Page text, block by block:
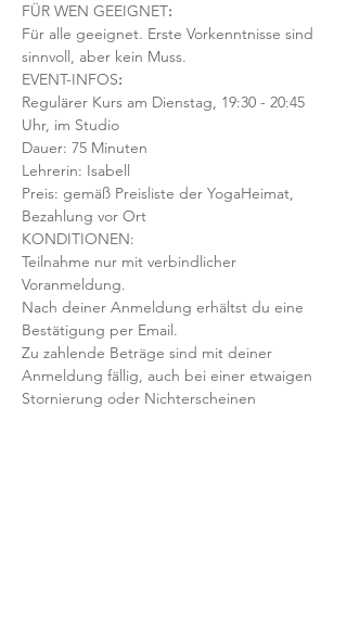
FÜR WEN GEEIGNET:
Für alle geeignet. Erste Vorkenntnisse sind
sinnvoll, aber kein Muss.
EVENT-INFOS:
Regulärer Kurs am Dienstag, 19:30 - 20:45
Uhr, im Studio
Dauer: 75 Minuten
Lehrerin: Isabell
Preis: gemäß Preisliste der YogaHeimat,
Bezahlung vor Ort
KONDITIONEN:
Teilnahme nur mit verbindlicher
Voranmeldung.
Nach deiner Anmeldung erhältst du eine
Bestätigung per Email.
Zu zahlende Beträge sind mit deiner
Anmeldung fällig, auch bei einer etwaigen
Stornierung oder Nichterscheinen